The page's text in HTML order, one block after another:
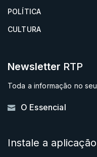
POLÍTICA
CULTURA
Newsletter RTP
Toda a informação no
O Essencial
Instale a aplicação